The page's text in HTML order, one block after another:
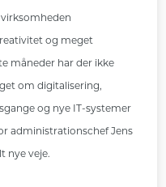
og meget
måneder har der ikke
om digitalisering,
og nye IT-systemer
administrationschef Jens
nye veje.